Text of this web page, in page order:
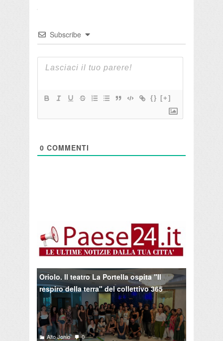
Subscribe
{} [+]
0 COMMENTI
Oriolo. Il teatro La Portella ospita "Il
respiro della terra" del collettivo 365
Alto Jonio 0